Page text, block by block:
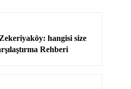
hangisi size
Rehberi